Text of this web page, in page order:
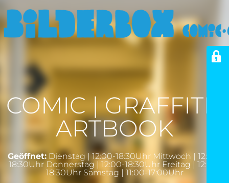
COMIC | GRAFFITI |
ARTBOOK
Geöffnet: Dienstag | 12:00-18:30Uhr Mittwoch | 12:00-
18:30Uhr Donnerstag | 12:00-18:30Uhr Freitag | 12:00-
18:30Uhr Samstag | 11:00-17:00Uhr